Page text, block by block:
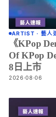
ARTIST · 藝人
《KPop
Of KPop
8日上市
2026·08·06